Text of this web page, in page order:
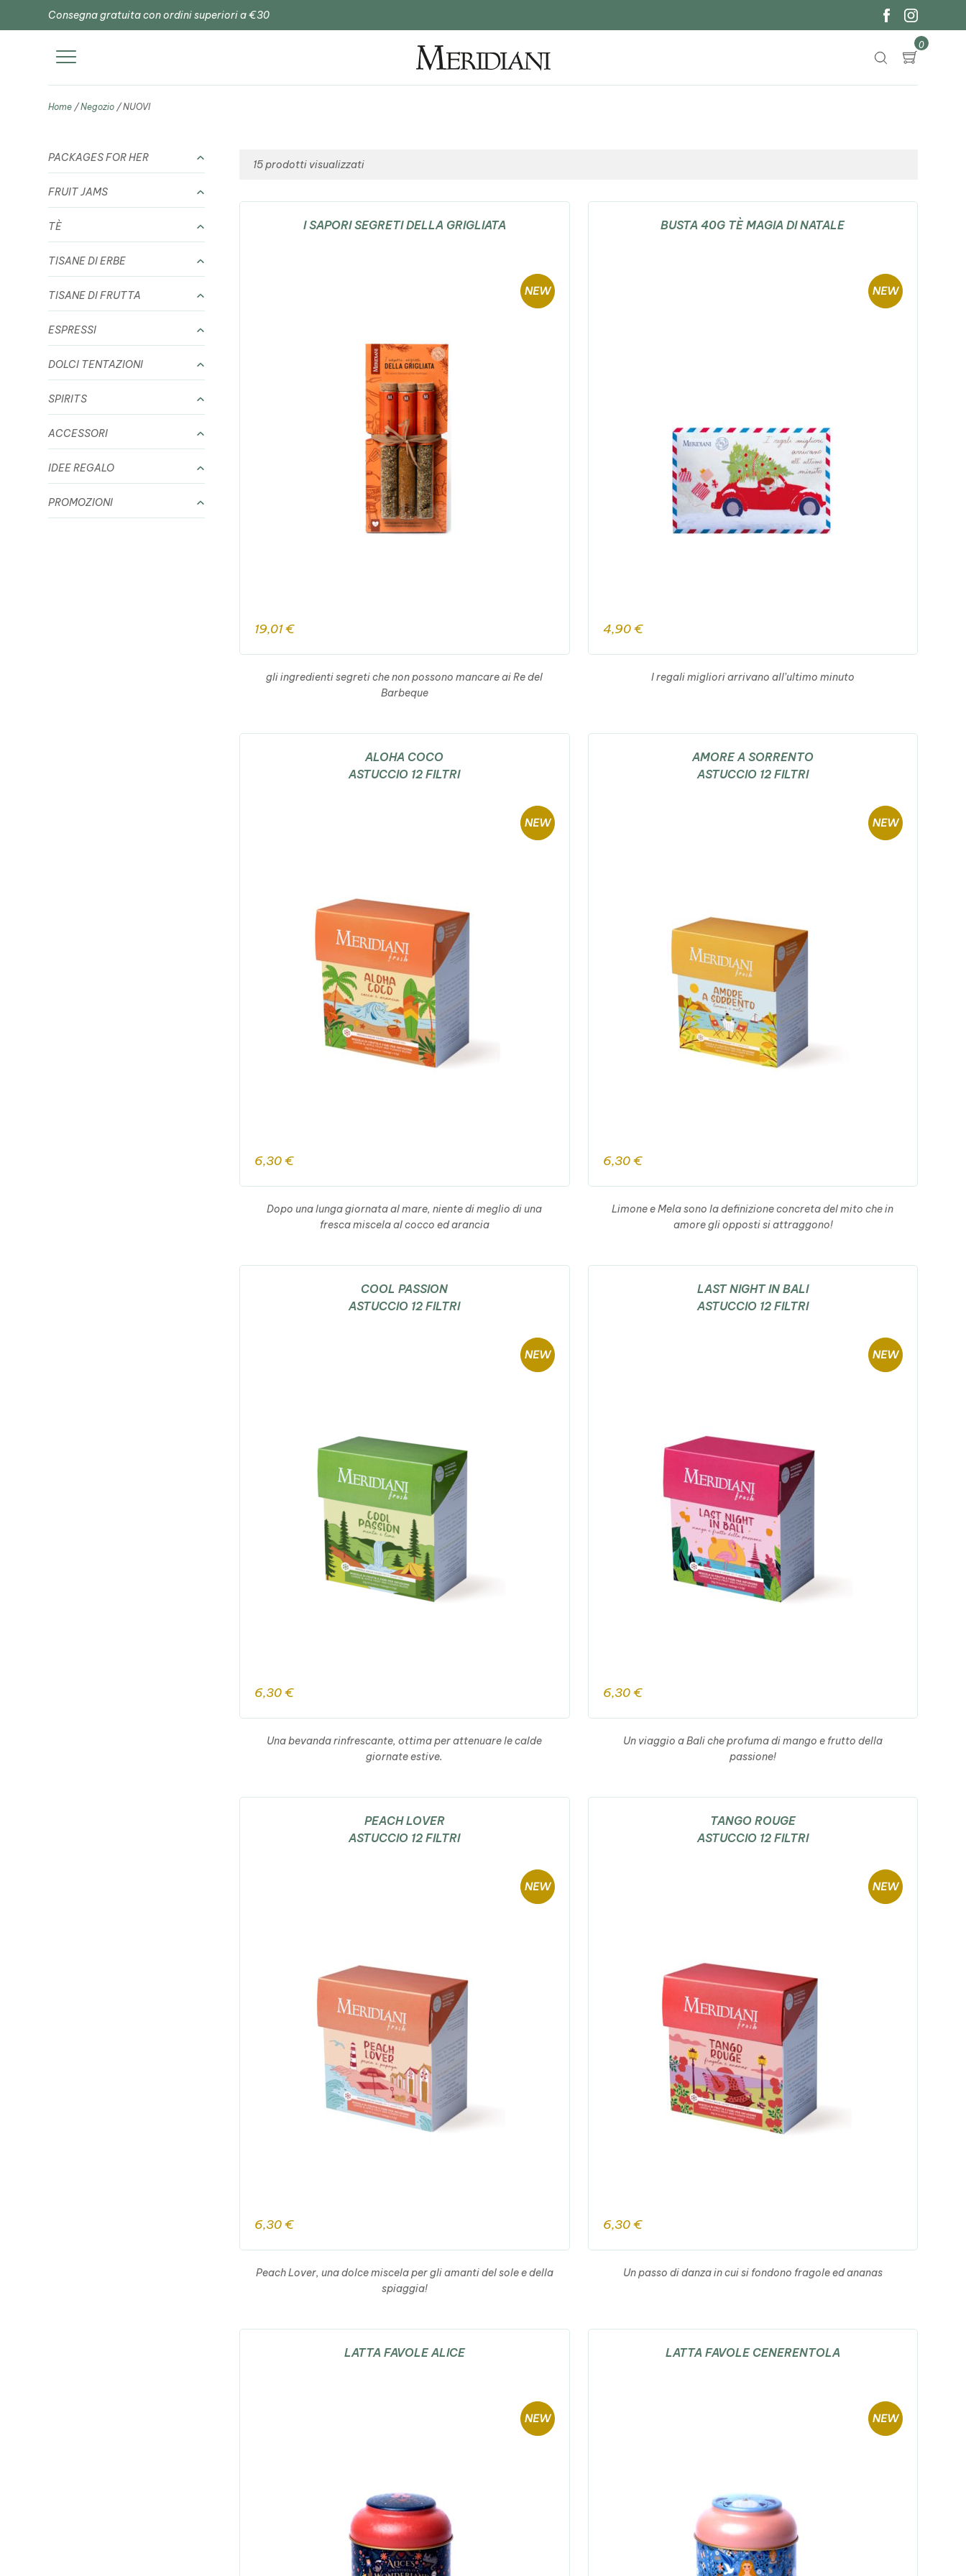
Consegna gratuita con ordini superiori a €30
0
Home /Negozio / NUOVI
15prodotti visualizzati
I SAPORI SEGRETI DELLA GRIGLIATA
19,01€
gli ingredienti segreti che non possono mancare ai Re del
Barbeque
BUSTA 40G TÈ MAGIA DI NATALE
4,90€
I regali migliori arrivano all’ultimo minuto
ALOHA COCO
ASTUCCIO 12 FILTRI
6,30€
Dopo una lunga giornata al mare, niente di meglio di una
fresca miscela al cocco ed arancia
AMORE A SORRENTO
ASTUCCIO 12 FILTRI
6,30€
Limone e Mela sono la definizione concreta del mito che in
amore gli opposti si attraggono!
COOL PASSION
ASTUCCIO 12 FILTRI
6,30€
Una bevanda rinfrescante, ottima per attenuare le calde
giornate estive.
LAST NIGHT IN BALI
ASTUCCIO 12 FILTRI
6,30€
Un viaggio a Bali che profuma di mango e frutto della
passione!
PEACH LOVER
ASTUCCIO 12 FILTRI
6,30€
Peach Lover, una dolce miscela per gli amanti del sole e della
spiaggia!
TANGO ROUGE
ASTUCCIO 12 FILTRI
6,30€
Un passo di danza in cui si fondono fragole ed ananas
LATTA FAVOLE ALICE LATTA FAVOLE CENERENTOLA
PACKAGES FOR HER
FRUIT JAMS
TÈ
TISANE DI ERBE
TISANE DI FRUTTA
ESPRESSI
DOLCI TENTAZIONI
SPIRITS
ACCESSORI
IDEE REGALO
PROMOZIONI